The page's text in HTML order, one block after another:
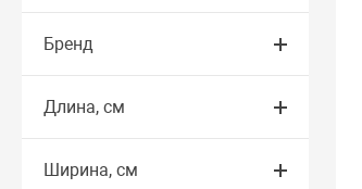
Бренд
Длина, см
Ширина, см